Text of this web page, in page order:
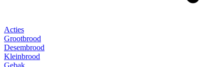
Acties
Grootbrood
Desembrood
Kleinbrood
Gebak